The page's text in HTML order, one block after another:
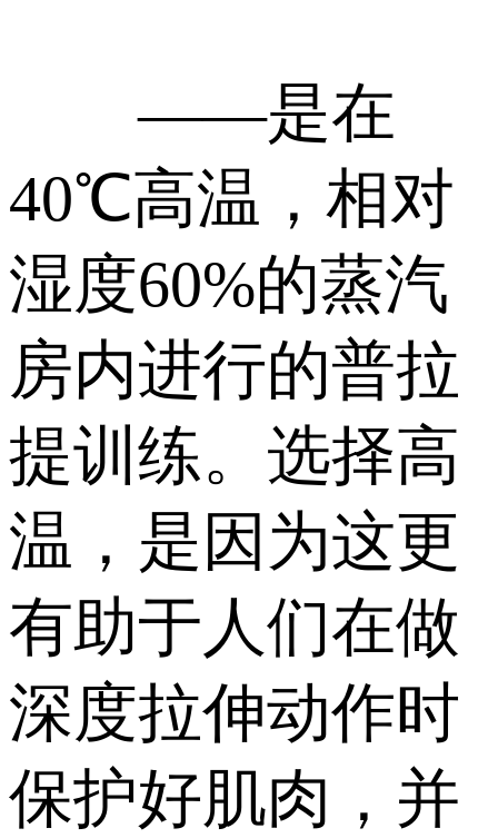
——是在
40℃高温，相对
湿度60%的蒸汽
房内进行的普拉
提训练。选择高
温，是因为这更
有助于人们在做
深度拉伸动作时
保护好肌肉，并